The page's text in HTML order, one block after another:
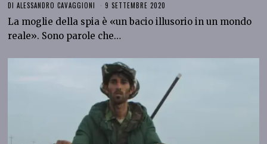
DIALESSANDRO CAVAGGIONI 9 SETTEMBRE 2020
La moglie della spia è «un bacio illusorio in un mondo
reale». Sono parole che…